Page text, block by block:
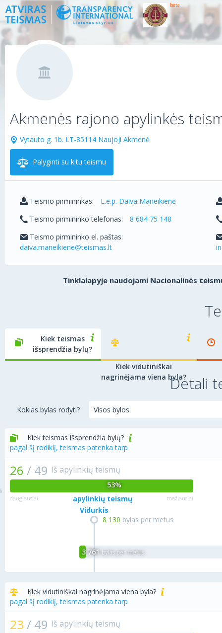
beta
Akmenės rajono apylinkės
Vytauto g. 1b. LT-85114 Naujoji Akmenė
Palyginti su kitu teismu
Teismo pirmininkas:
L.e.p. Daiva Maneikienė
Teismo pirmininko telefonas:
8 684 75 148
Teismo pirmininko el. paštas:
daiva.maneikiene@teismas.lt
Tinklalapyje naudojami Nacionalinės
Kiek teismas
išsprendžia bylų?
Kiek vidutiniškai
nagrinėjama viena byla?Detali
Kokias bylas rodyti?
Kiek teismas išsprendžia bylų?
pagal šį rodiklį, teismas patenka tarp
26 / 49 Iš apylinkių teismų
53%
daugiausiai apylinkių teismų mažiausiai
8 130 bylas per metus
Vidurkis
3 761 bylas per metus
Kiek vidutiniškai nagrinėjama viena byla?
pagal šį rodiklį, teismas patenka tarp
23 / 49 Iš apylinkių teismų